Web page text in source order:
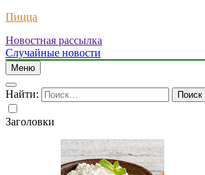
Пицца
Новостная рассылка
Случайные новости
Меню
Найти:
Заголовки